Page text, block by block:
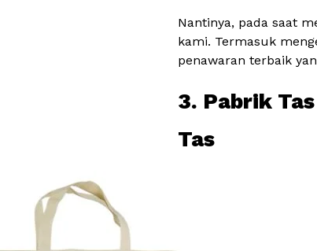
Nantinya, pada saat
kami. Termasuk
penawaran terbaik
3. Pabrik
Tas